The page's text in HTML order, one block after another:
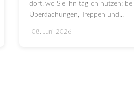
dort, wo Sie ihn täglich nutzen: bei
Überdachungen, Treppen und...
08. Juni 2026